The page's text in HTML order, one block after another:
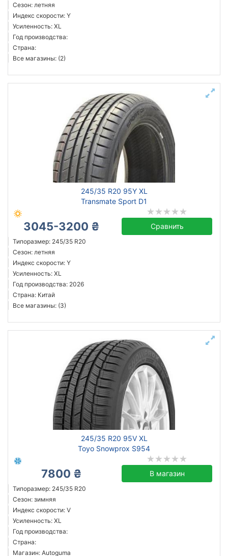
Сезон: летняя
Индекс скорости: Y
Усиленность: XL
Год производства:
Страна:
Все магазины: (2)
245/35 R20 95Y XL
Transmate Sport D1
3045-3200 ₴ Сравнить
Типоразмер: 245/35 R20
Сезон: летняя
Индекс скорости: Y
Усиленность: XL
Год производства: 2026
Страна: Китай
Все магазины: (3)
245/35 R20 95V XL
Toyo Snowprox S954
7800 ₴ В магазин
Типоразмер: 245/35 R20
Сезон: зимняя
Индекс скорости: V
Усиленность: XL
Год производства:
Страна:
Магазин: Autoguma